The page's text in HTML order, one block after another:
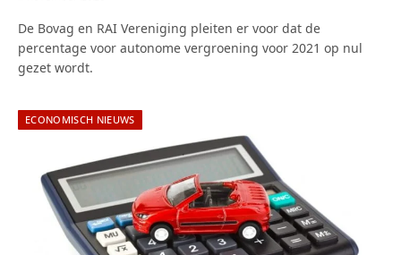
De Bovag en RAI Vereniging pleiten er voor dat de
percentage voor autonome vergroening voor 2021 op nul
gezet wordt.
ECONOMISCH NIEUWS